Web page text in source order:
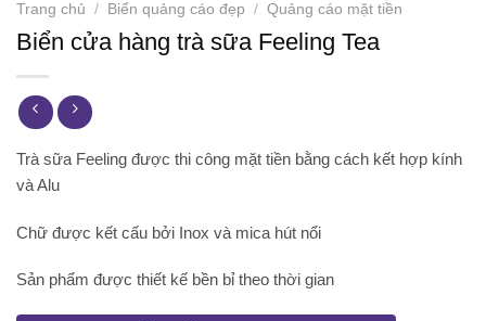
Trang chủ / Biển quảng cáo đẹp / Quảng cáo mặt tiền
Biển cửa hàng trà sữa Feeling Tea
Trà sữa Feeling được thi công mặt tiền bằng cách kết hợp kính
và Alu
Chữ được kết cấu bởi Inox và mica hút nổi
Sản phẩm được thiết kế bền bỉ theo thời gian